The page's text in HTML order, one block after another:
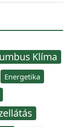
Klíma
Energetika